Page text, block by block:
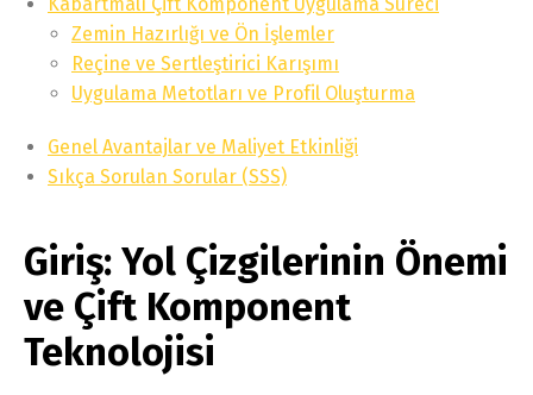
Zemin Hazırlığı ve Ön İşlemler
Reçine ve Sertleştirici Karışımı
Uygulama Metotları ve Profil Oluşturma
Genel Avantajlar ve Maliyet Etkinliği
Sıkça Sorulan Sorular (SSS)
Giriş: Yol Çizgilerinin Önemi
ve Çift Komponent
Teknolojisi